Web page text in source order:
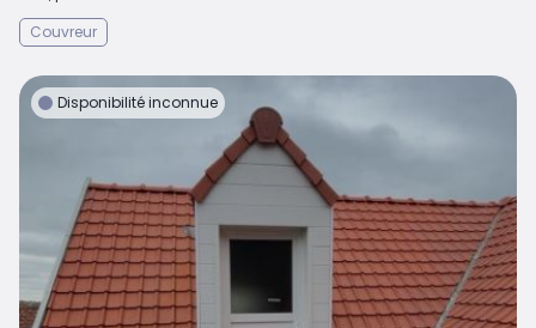
Couvreur
Disponibilité inconnue